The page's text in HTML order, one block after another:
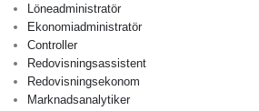
Löneadministratör
Ekonomiadministratör
Controller
Redovisningsassistent
Redovisningsekonom
Marknadsanalytiker